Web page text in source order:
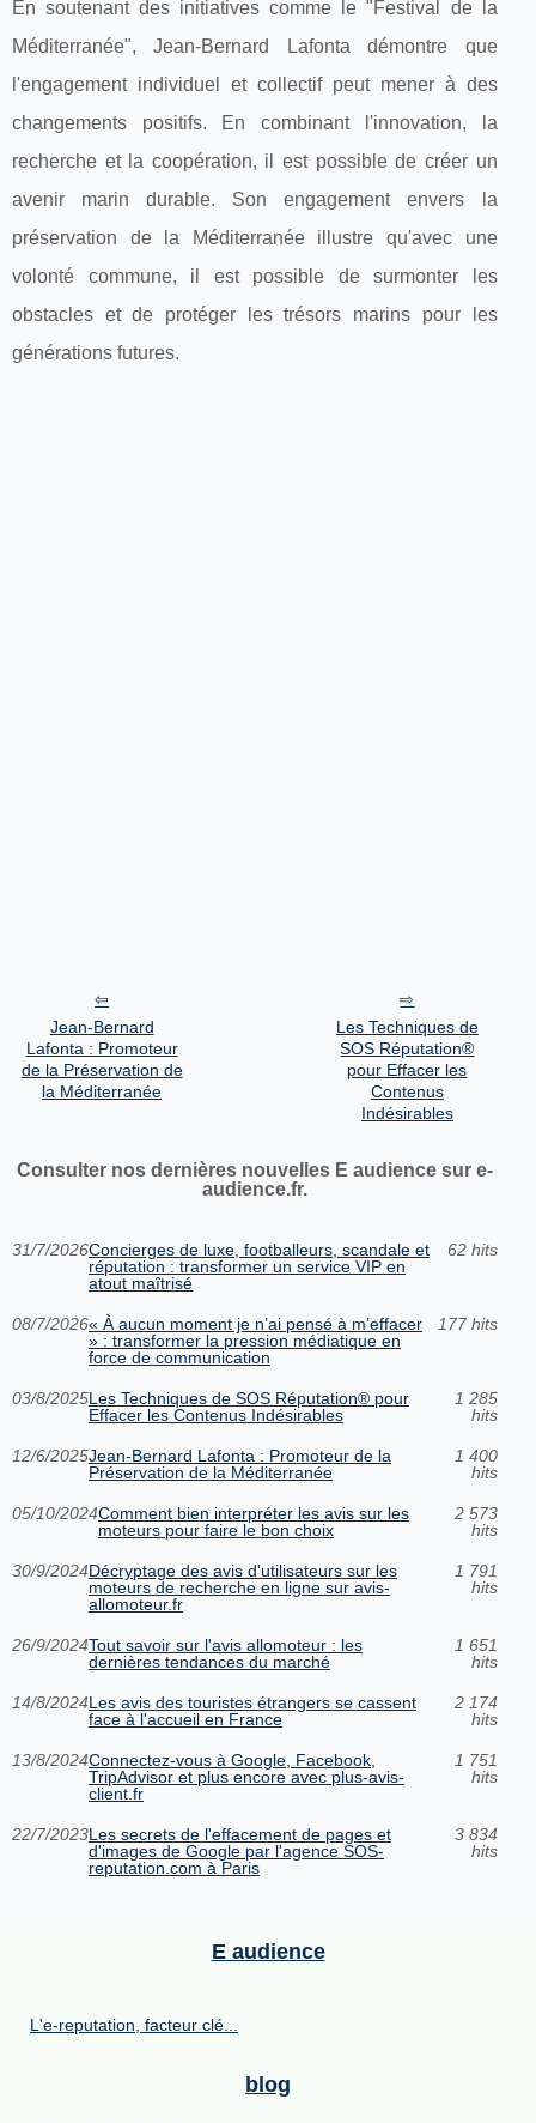
En soutenant des initiatives comme le "Festival de la
Méditerranée", Jean-Bernard Lafonta démontre que
l'engagement individuel et collectif peut mener à des
changements positifs. En combinant l'innovation, la
recherche et la coopération, il est possible de créer un
avenir marin durable. Son engagement envers la
préservation de la Méditerranée illustre qu'avec une
volonté commune, il est possible de surmonter les
obstacles et de protéger les trésors marins pour les
générations futures.
Jean-Bernard
Lafonta : Promoteur
de la Préservation de
la Méditerranée
Les Techniques de
SOS Réputation®
pour Effacer les
Contenus
Indésirables
Consulter nos dernières nouvelles E audience sur e-
audience.fr.
31/7/2026Concierges de luxe, footballeurs, scandale et
réputation : transformer un service VIP en
atout maîtrisé
62 hits
08/7/2026« À aucun moment je n’ai pensé à m’effacer
» : transformer la pression médiatique en
force de communication
177 hits
03/8/2025Les Techniques de SOS Réputation® pour
Effacer les Contenus Indésirables
1 285
hits
12/6/2025Jean-Bernard Lafonta : Promoteur de la
Préservation de la Méditerranée
1 400
hits
05/10/2024Comment bien interpréter les avis sur les
moteurs pour faire le bon choix
2 573
hits
30/9/2024Décryptage des avis d'utilisateurs sur les
moteurs de recherche en ligne sur avis-
allomoteur.fr
1 791
hits
26/9/2024Tout savoir sur l'avis allomoteur : les
dernières tendances du marché
1 651
hits
14/8/2024Les avis des touristes étrangers se cassent
face à l'accueil en France
2 174
hits
13/8/2024Connectez-vous à Google, Facebook,
TripAdvisor et plus encore avec plus-avis-
client.fr
1 751
hits
22/7/2023Les secrets de l'effacement de pages et
d'images de Google par l'agence SOS-
reputation.com à Paris
3 834
hits
E audience
L'e-reputation, facteur clé...
blog